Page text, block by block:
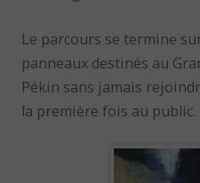
Le parcours se termine
panneaux destinés au
Pékin sans jamais
la première fois au public.